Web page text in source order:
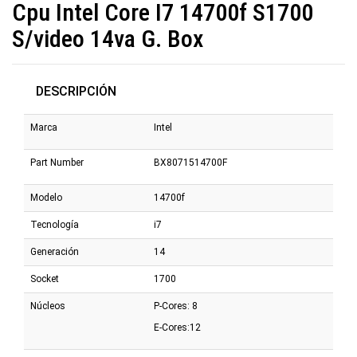
Cpu Intel Core I7 14700f S1700
S/video 14va G. Box
DESCRIPCIÓN
Marca Intel
Part Number BX8071514700F
Modelo 14700f
Tecnología i7
Generación 14
Socket 1700
Núcleos
P-Cores: 8
E-Cores:12